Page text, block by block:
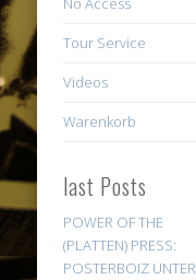
Tour Service
Videos
Warenkorb
last Posts
POWER OF THE
(PLATTEN) PRESS:
POSTERBOIZ UNTER